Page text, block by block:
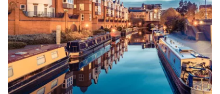
Continuați cu e-mailul